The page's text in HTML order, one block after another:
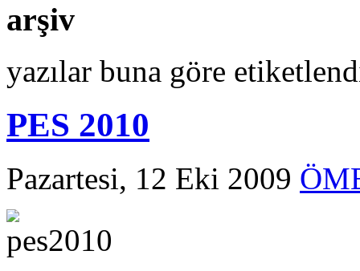
arşiv
yazılar buna göre
PES 2010
Pazartesi, 12 Eki 2009